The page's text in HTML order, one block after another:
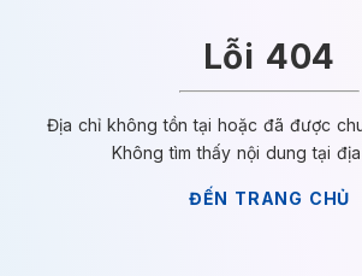
Lỗi 404
Địa chỉ không tồn tại hoặc đã được
Không tìm thấy nội dung tại
ĐẾN TRANG CHỦ